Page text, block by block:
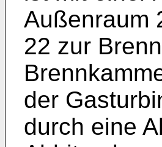
Außenraum
22 zur
der
durch eine